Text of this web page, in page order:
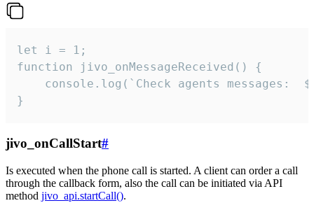
let i = 1;
function jivo_onMessageReceived() {
}
jivo_onCallStart#
Is executed when the phone call is started. A client can order a call
through the callback form, also the call can be initiated via API
method jivo_api.startCall().